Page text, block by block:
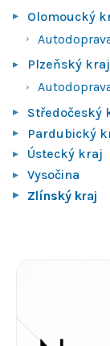
Olomoucký
Plzeňský kraj
Středočeský
Pardubický
Ústecký kraj
Vysočina
Zlínský kraj